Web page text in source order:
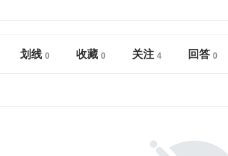
划线 收藏 关注 回答